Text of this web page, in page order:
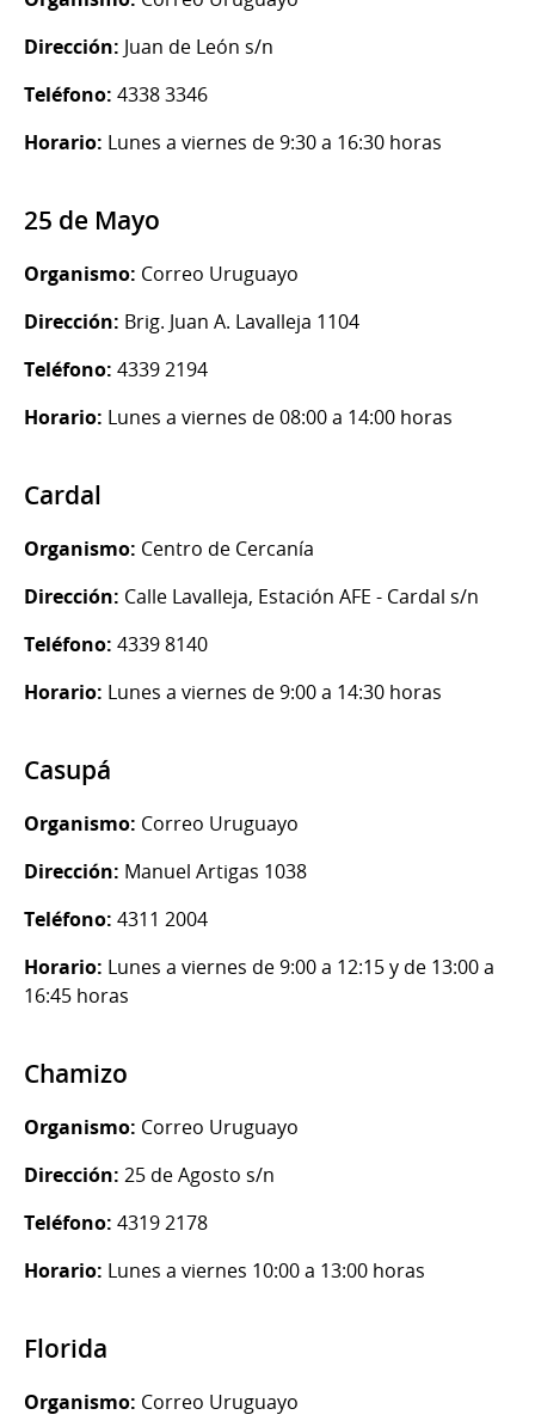
Dirección: Juan de León s/n
Teléfono: 4338 3346
Horario: Lunes a viernes de 9:30 a 16:30 horas
25 de Mayo
Organismo: Correo Uruguayo
Dirección: Brig. Juan A. Lavalleja 1104
Teléfono: 4339 2194
Horario: Lunes a viernes de 08:00 a 14:00 horas
Cardal
Organismo: Centro de Cercanía
Dirección: Calle Lavalleja, Estación AFE - Cardal s/n
Teléfono: 4339 8140
Horario: Lunes a viernes de 9:00 a 14:30 horas
Casupá
Organismo: Correo Uruguayo
Dirección: Manuel Artigas 1038
Teléfono: 4311 2004
Horario: Lunes a viernes de 9:00 a 12:15 y de 13:00 a
16:45 horas
Chamizo
Organismo: Correo Uruguayo
Dirección: 25 de Agosto s/n
Teléfono: 4319 2178
Horario: Lunes a viernes 10:00 a 13:00 horas
Florida
Organismo: Correo Uruguayo